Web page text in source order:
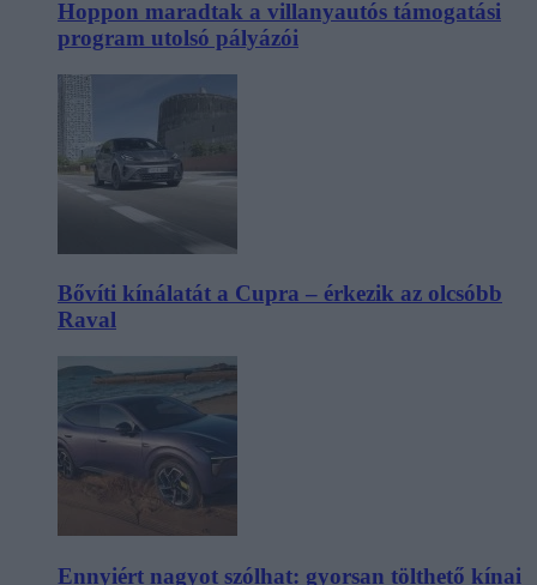
Hoppon maradtak a villanyautós támogatási
program utolsó pályázói
Bővíti kínálatát a Cupra – érkezik az olcsóbb
Raval
Ennyiért nagyot szólhat: gyorsan tölthető kínai